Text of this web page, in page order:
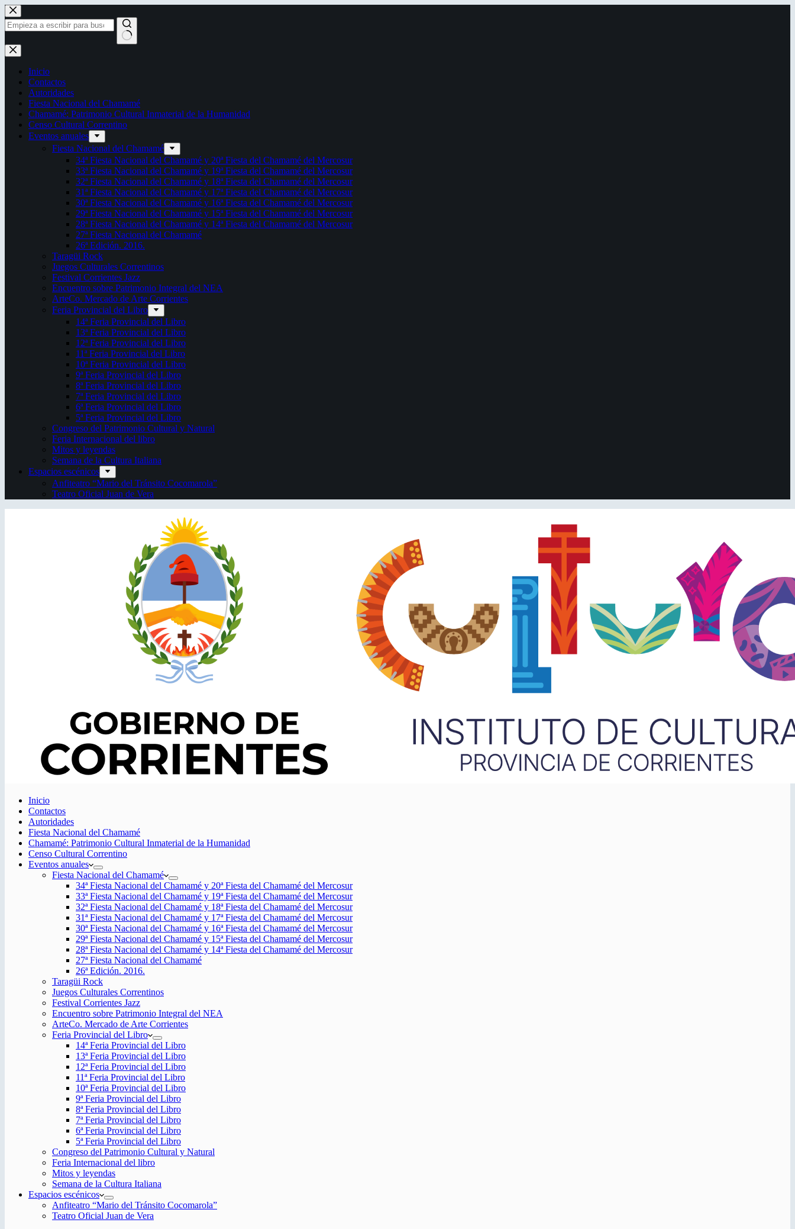
Saltar
al
contenido
Sin
resultados
Inicio
Contactos
Autoridades
Fiesta Nacional del Chamamé
Chamamé: Patrimonio Cultural Inmaterial de la Humanidad
Censo Cultural Correntino
Eventos anuales
Fiesta Nacional del Chamamé
34ª Fiesta Nacional del Chamamé y 20ª Fiesta del Chamamé del Mercosur
33ª Fiesta Nacional del Chamamé y 19ª Fiesta del Chamamé del Mercosur
32ª Fiesta Nacional del Chamamé y 18ª Fiesta del Chamamé del Mercosur
31ª Fiesta Nacional del Chamamé y 17ª Fiesta del Chamamé del Mercosur
30ª Fiesta Nacional del Chamamé y 16ª Fiesta del Chamamé del Mercosur
29ª Fiesta Nacional del Chamamé y 15ª Fiesta del Chamamé del Mercosur
28ª Fiesta Nacional del Chamamé y 14ª Fiesta del Chamamé del Mercosur
27ª Fiesta Nacional del Chamamé
26ª Edición. 2016.
Taragüi Rock
Juegos Culturales Correntinos
Festival Corrientes Jazz
Encuentro sobre Patrimonio Integral del NEA
ArteCo. Mercado de Arte Corrientes
Feria Provincial del Libro
14ª Feria Provincial del Libro
13ª Feria Provincial del Libro
12ª Feria Provincial del Libro
11ª Feria Provincial del Libro
10ª Feria Provincial del Libro
9ª Feria Provincial del Libro
8ª Feria Provincial del Libro
7ª Feria Provincial del Libro
6ª Feria Provincial del Libro
5ª Feria Provincial del Libro
Congreso del Patrimonio Cultural y Natural
Feria Internacional del libro
Mitos y leyendas
Semana de la Cultura Italiana
Espacios escénicos
Anfiteatro “Mario del Tránsito Cocomarola”
Teatro Oficial Juan de Vera
Inicio
Contactos
Autoridades
Fiesta Nacional del Chamamé
Chamamé: Patrimonio Cultural Inmaterial de la Humanidad
Censo Cultural Correntino
Eventos anuales
Fiesta Nacional del Chamamé
34ª Fiesta Nacional del Chamamé y 20ª Fiesta del Chamamé del Mercosur
33ª Fiesta Nacional del Chamamé y 19ª Fiesta del Chamamé del Mercosur
32ª Fiesta Nacional del Chamamé y 18ª Fiesta del Chamamé del Mercosur
31ª Fiesta Nacional del Chamamé y 17ª Fiesta del Chamamé del Mercosur
30ª Fiesta Nacional del Chamamé y 16ª Fiesta del Chamamé del Mercosur
29ª Fiesta Nacional del Chamamé y 15ª Fiesta del Chamamé del Mercosur
28ª Fiesta Nacional del Chamamé y 14ª Fiesta del Chamamé del Mercosur
27ª Fiesta Nacional del Chamamé
26ª Edición. 2016.
Taragüi Rock
Juegos Culturales Correntinos
Festival Corrientes Jazz
Encuentro sobre Patrimonio Integral del NEA
ArteCo. Mercado de Arte Corrientes
Feria Provincial del Libro
14ª Feria Provincial del Libro
13ª Feria Provincial del Libro
12ª Feria Provincial del Libro
11ª Feria Provincial del Libro
10ª Feria Provincial del Libro
9ª Feria Provincial del Libro
8ª Feria Provincial del Libro
7ª Feria Provincial del Libro
6ª Feria Provincial del Libro
5ª Feria Provincial del Libro
Congreso del Patrimonio Cultural y Natural
Feria Internacional del libro
Mitos y leyendas
Semana de la Cultura Italiana
Espacios escénicos
Anfiteatro “Mario del Tránsito Cocomarola”
Teatro Oficial Juan de Vera